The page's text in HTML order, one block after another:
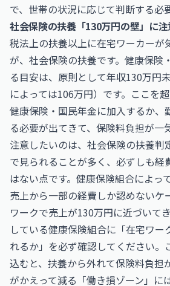
で、世帯の状況に応じて判断する必
社会保険の扶養「130万円の壁」に
税法上の扶養以上に在宅ワーカーが
が、社会保険の扶養です。健康保険
る目安は、原則として年収130万円
によっては106万円）です。ここを
健康保険・国民年金に加入するか、
る必要が出てきて、保険料負担が一
注意したいのは、社会保険の扶養判
で見られることが多く、必ずしも経
はない点です。健康保険組合によっ
売上から一部の経費しか認めないケ
ワークで売上が130万円に近づいて
している健康保険組合に「在宅ワー
れるか」を必ず確認してください。
込むと、扶養から外れて保険料負担
がかえって減る「働き損ゾーン」に